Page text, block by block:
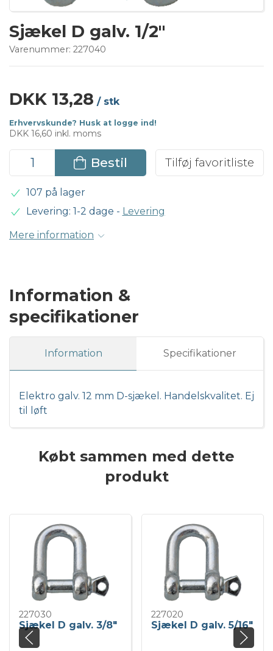
Sjækel D galv. 1/2"
Varenummer: 227040
DKK 13,28 / stk
Erhvervskunde? Husk at logge ind!
DKK 16,60 inkl. moms
Bestil Tilføj favoritliste
107 på lager
Levering: 1-2 dage - Levering
Mere information
Information &
specifikationer
Information Specifikationer
Elektro galv. 12 mm D-sjækel. Handelskvalitet. Ej
til løft
Købt sammen med dette
produkt
227030
Sjækel D galv. 3/8"
227020
Sjækel D galv. 5/16"